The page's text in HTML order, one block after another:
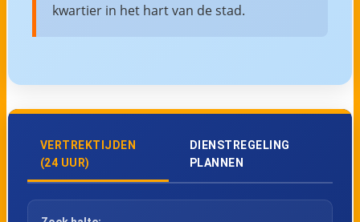
kwartier in het hart van de stad.
VERTREKTIJDEN
(24 UUR)
DIENSTREGELING
PLANNEN